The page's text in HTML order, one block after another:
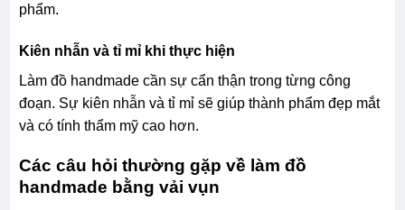
phẩm.
Kiên nhẫn và tỉ mỉ khi thực hiện
Làm đồ handmade cần sự cẩn thận trong từng công
đoạn. Sự kiên nhẫn và tỉ mỉ sẽ giúp thành phẩm đẹp mắt
và có tính thẩm mỹ cao hơn.
Các câu hỏi thường gặp về làm đồ
handmade bằng vải vụn